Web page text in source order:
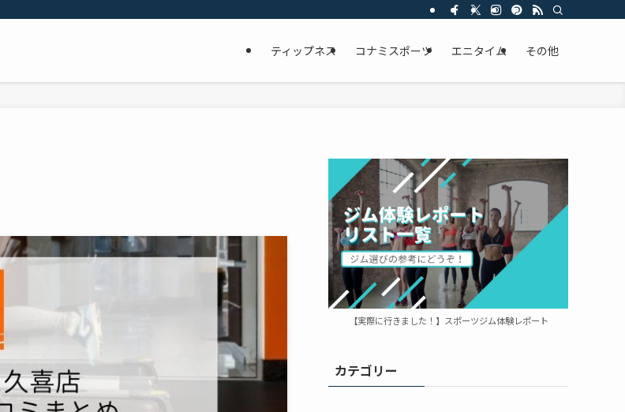
ティップネス コナミスポーツ エニタイム その他
【実際に行きました！】スポーツジム体験レポート
カテゴリー